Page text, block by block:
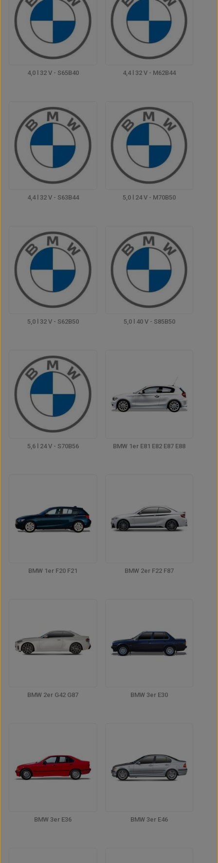
4,0 l 32 V - S65B40 4,4 l 32 V - M62B44
4,4 l 32 V - S63B44 5,0 l 24 V - M70B50
5,0 l 32 V - S62B50 5,0 l 40 V - S85B50
5,6 l 24 V - S70B56 BMW 1er E81 E82 E87 E88
BMW 1er F20 F21 BMW 2er F22 F87
BMW 2er G42 G87 BMW 3er E30
BMW 3er E36 BMW 3er E46